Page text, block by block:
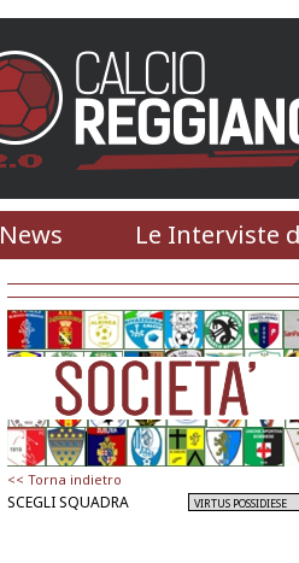
News Le Interviste
<< Torna indietro
SCEGLI SQUADRA